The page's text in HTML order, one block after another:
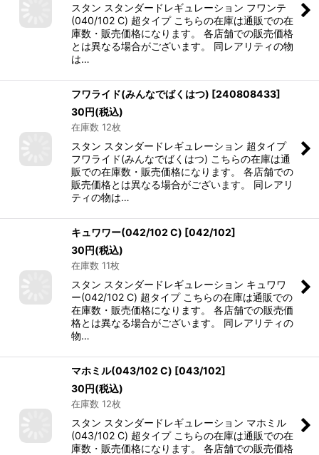
スタン スタンダードレギュレーション フワンテ
(040/102 C) 超タイプ こちらの在庫は通販での在
庫数・販売価格になります。 各店舗での販売価格
とは異なる場合がございます。 同レアリティの物
は…
フワライド(みんなでばくはつ) [240808433]
30円(税込)
在庫数 12枚
スタン スタンダードレギュレーション 超タイプ
フワライド(みんなでばくはつ) こちらの在庫は通
販での在庫数・販売価格になります。 各店舗での
販売価格とは異なる場合がございます。 同レアリ
ティの物は…
キュワワー(042/102 C) [042/102]
30円(税込)
在庫数 11枚
スタン スタンダードレギュレーション キュワワ
ー(042/102 C) 超タイプ こちらの在庫は通販での
在庫数・販売価格になります。 各店舗での販売価
格とは異なる場合がございます。 同レアリティの
物…
マホミル(043/102 C) [043/102]
30円(税込)
在庫数 12枚
スタン スタンダードレギュレーション マホミル
(043/102 C) 超タイプ こちらの在庫は通販での在
庫数・販売価格になります。 各店舗での販売価格